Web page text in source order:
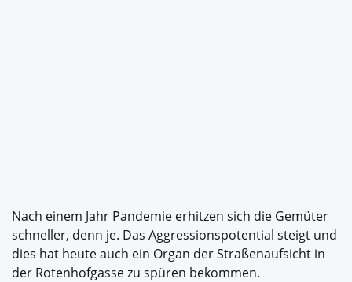
Nach einem Jahr Pandemie erhitzen sich die Gemüter
schneller, denn je. Das Aggressionspotential steigt und
dies hat heute auch ein Organ der Straßenaufsicht in
der Rotenhofgasse zu spüren bekommen.